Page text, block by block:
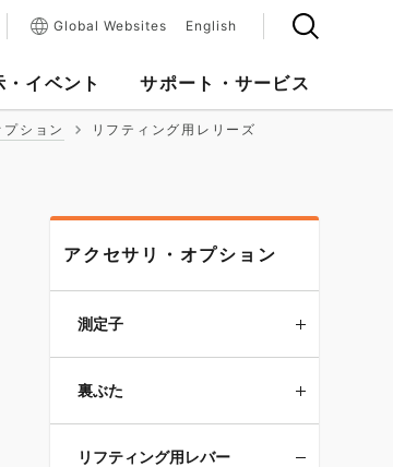
・イベント サポート・サービス
Global Websites English
ション リフティング用レリーズ
アクセサリ・オプション
測定子
裏ぶた
リフティング用レバー